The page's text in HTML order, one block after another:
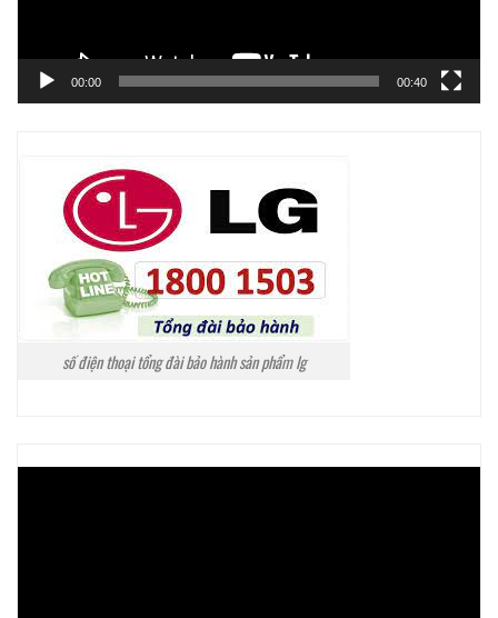
00:00 00:40
số điện thoại tổng đài bảo hành sản phẩm lg